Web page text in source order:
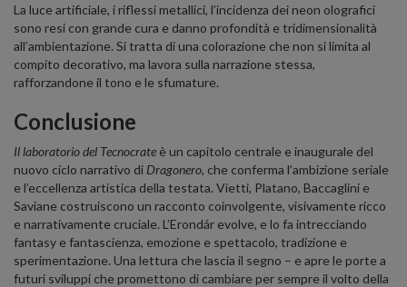
La luce artificiale, i riflessi metallici, l’incidenza dei neon olografici
sono resi con grande cura e danno profondità e tridimensionalità
all’ambientazione. Si tratta di una colorazione che non si limita al
compito decorativo, ma lavora sulla narrazione stessa,
rafforzandone il tono e le sfumature.
Conclusione
Il laboratorio del Tecnocrate è un capitolo centrale e inaugurale del
nuovo ciclo narrativo di Dragonero, che conferma l’ambizione seriale
e l’eccellenza artistica della testata. Vietti, Platano, Baccaglini e
Saviane costruiscono un racconto coinvolgente, visivamente ricco
e narrativamente cruciale. L’Erondár evolve, e lo fa intrecciando
fantasy e fantascienza, emozione e spettacolo, tradizione e
sperimentazione. Una lettura che lascia il segno – e apre le porte a
futuri sviluppi che promettono di cambiare per sempre il volto della